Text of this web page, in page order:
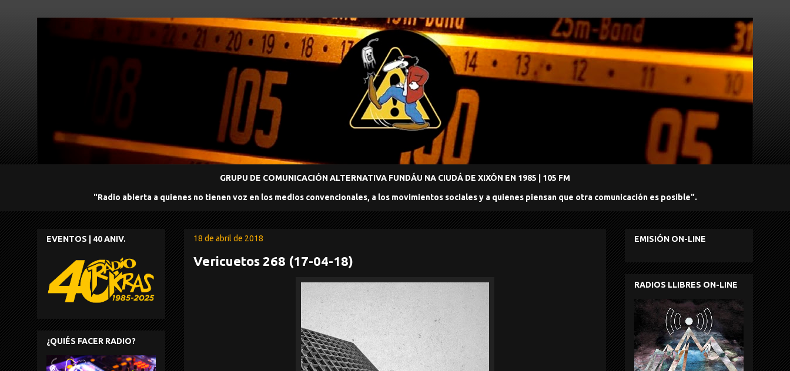
GRUPU DE COMUNICACIÓN ALTERNATIVA FUNDÁU NA CIUDÁ DE XIXÓN EN 1985 | 105 FM
"Radio abierta a quienes no tienen voz en los medios convencionales, a los movimientos sociales y a quienes piensan que otra comunicación es posible".
18 de abril de 2018
Vericuetos 268 (17-04-18)
EVENTOS | 40 ANIV.
¿QUIÉS FACER RADIO?
EMISIÓN ON-LINE
RADIOS LLIBRES ON-LINE